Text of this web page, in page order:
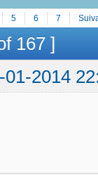
5 6 7
167 ]
01-2014